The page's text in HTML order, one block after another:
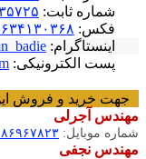
شماره ثابت:
فکس:
اینستاگرام:
پست الکترونیکی:
جهت خرید و فروش این
مهندس آجرلی
شماره موبایل:
مهندس نجفی